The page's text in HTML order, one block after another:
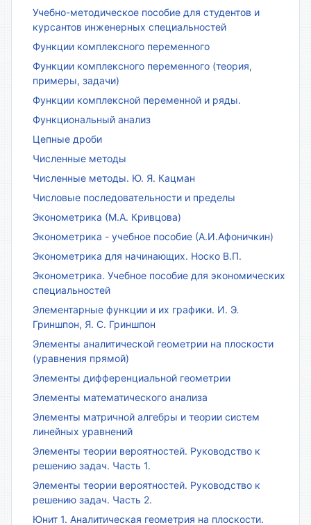
Учебно-методическое пособие для студентов и
курсантов инженерных специальностей
Функции комплексного переменного
Функции комплексного переменного (теория,
примеры, задачи)
Функции комплексной переменной и ряды.
Функциональный анализ
Цепные дроби
Численные методы
Численные методы. Ю. Я. Кацман
Числовые последовательности и пределы
Эконометрика (М.А. Кривцова)
Эконометрика - учебное пособие (А.И.Афоничкин)
Эконометрика для начинающих. Носко В.П.
Эконометрика. Учебное пособие для экономических
специальностей
Элементарные функции и их графики. И. Э.
Гриншпон, Я. С. Гриншпон
Элементы аналитической геометрии на плоскости
(уравнения прямой)
Элементы дифференциальной геометрии
Элементы математического анализа
Элементы матричной алгебры и теории систем
линейных уравнений
Элементы теории вероятностей. Руководство к
решению задач. Часть 1.
Элементы теории вероятностей. Руководство к
решению задач. Часть 2.
Юнит 1. Аналитическая геометрия на плоскости.